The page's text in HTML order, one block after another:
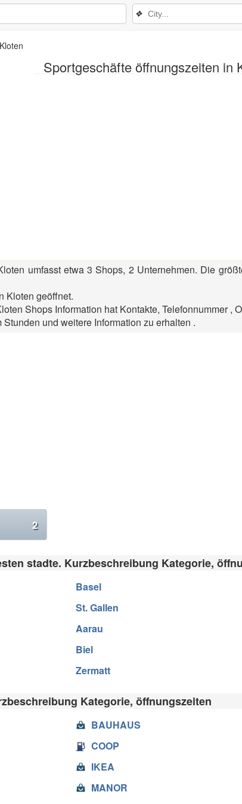
Sportgeschäfte öffnungszeiten in
❖
Kloten
umfasst etwa 3 Shops, 2 Unternehmen. Die
Kloten geöffnet.
Shops Information hat Kontakte, Telefonnummer ,
und weitere Information zu erhalten .
2
stadte. Kurzbeschreibung Kategorie,
Basel
St. Gallen
Aarau
Biel
Zermatt
Kategorie, öffnungszeiten
BAUHAUS
COOP
IKEA
MANOR